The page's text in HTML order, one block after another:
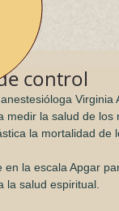
control
medir la salud de
la mortalidad de
en la escala Apgar
la salud espiritual.